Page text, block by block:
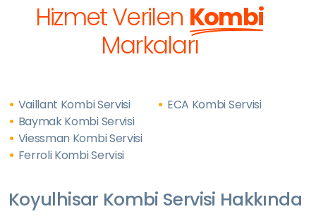
Hizmet Verilen Kombi
Markaları
Vaillant Kombi Servisi
ECA Kombi Servisi
Baymak Kombi Servisi
Viessman Kombi Servisi
Ferroli Kombi Servisi
Koyulhisar Kombi Servisi Hakkında